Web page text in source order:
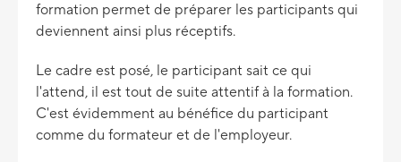
formation permet de préparer les participants qui
deviennent ainsi plus réceptifs.
Le cadre est posé, le participant sait ce qui
l'attend, il est tout de suite attentif à la formation.
C'est évidemment au bénéfice du participant
comme du formateur et de l'employeur.